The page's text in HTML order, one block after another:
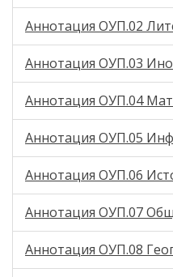
Аннотация ОУП.02
Аннотация ОУП.03
Аннотация ОУП.04
Аннотация ОУП.05
Аннотация ОУП.06
Аннотация ОУП.07
Аннотация ОУП.08